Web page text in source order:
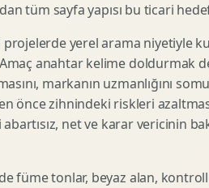
Cgi Kampanya Gorseli
3D Karakter Tasarimi
3D Stand Tasarimi
3D Sosyal Medya Gorseli
3D Lansman Filmi
tüm sayfa yapısı bu ticari
projelerde yerel arama niyetiyle
anahtar kelime doldurmak
markanın uzmanlığını
önce zihnindeki riskleri
net ve karar vericinin
füme tonlar, beyaz alan,